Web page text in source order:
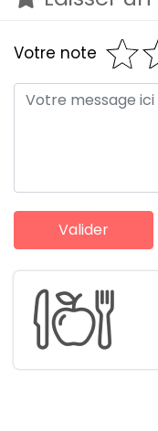
Votre note